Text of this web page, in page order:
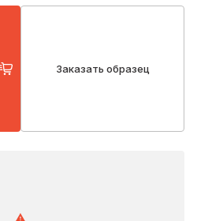
Заказать образец